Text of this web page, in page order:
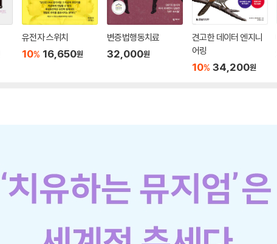
유전자 스위치
10% 16,650원
변증법행동치료
32,000원
견고한 데이터 엔지니
어링
10% 34,200원